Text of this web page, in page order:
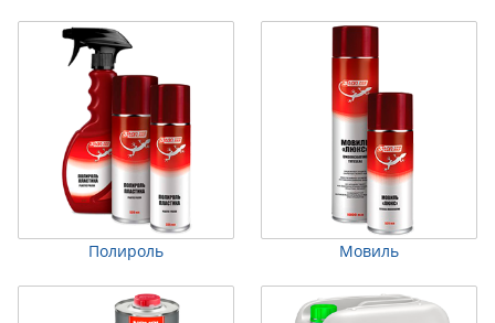
Полироль Мовиль